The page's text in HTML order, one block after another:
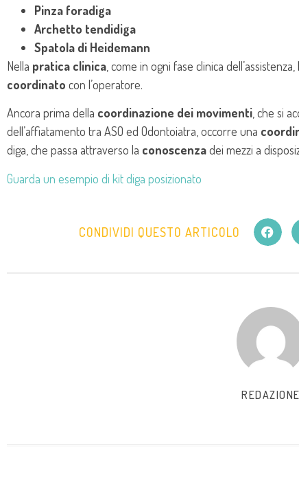
Pinza foradiga
Archetto tendidiga
Spatola di Heidemann
Nella pratica clinica , come in ogni fase clinica dell’assistenza, l
coordinato con l’operatore.
Ancora prima della coordinazione dei movimenti , che si
dell’affiatamento tra ASO ed Odontoiatra, occorre una
diga, che passa attraverso la conoscenzadei mezzi a
Guarda un esempio di kit diga posizionato
CONDIVIDI QUESTO ARTICOLO
REDAZIONE